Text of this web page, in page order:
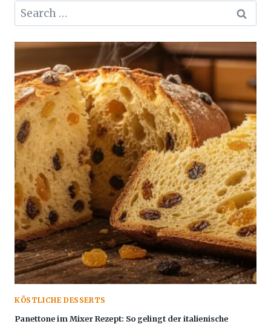
Search
for:
KÖSTLICHE DESSERTS
Panettone im Mixer Rezept: So gelingt der italienische